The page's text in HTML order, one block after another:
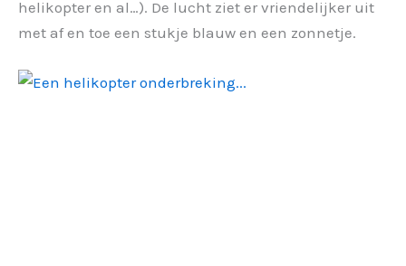
helikopter en al…). De lucht ziet er vriendelijker uit
met af en toe een stukje blauw en een zonnetje.